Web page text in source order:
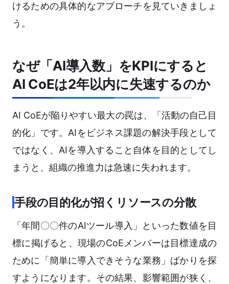
けるための具体的なアプローチを見ていきましょ
う。
なぜ「AI導入数」をKPIにすると
AI CoEは2年以内に失速するのか
AI CoEが陥りやすい最大の罠は、「活動の自己目
的化」です。AIをビジネス課題の解決手段として
ではなく、AIを導入すること自体を目的としてし
まうと、組織の推進力は急速に失われます。
手段の目的化が招くリソースの分散
「年間〇〇件のAIツール導入」といった数値を目
標に掲げると、現場のCoEメンバーは目標達成の
ために「簡単に導入できそうな業務」ばかりを探
すようになります。その結果、影響範囲が狭く、